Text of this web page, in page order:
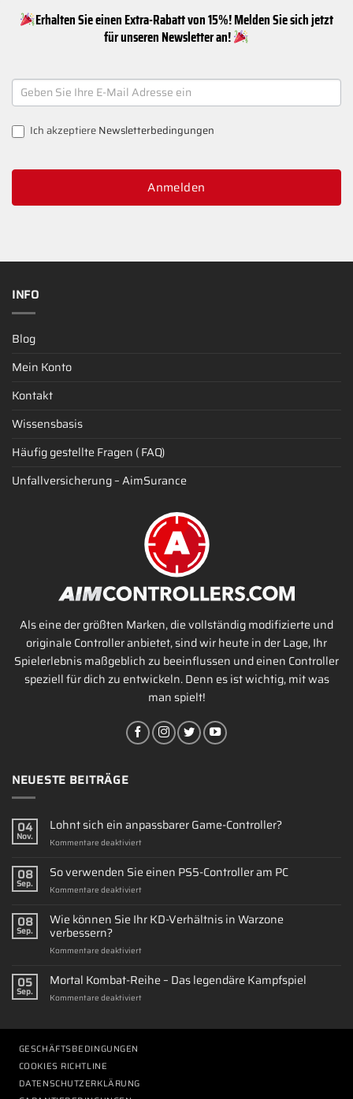
Erhalten Sie einen Extra-Rabatt von 15%! Melden Sie sich jetzt
für unseren Newsletter an!
NEWSLETTER
SIGNUP
Ich akzeptiereNewsletterbedingungen
Anmelden
INFO
Blog
Mein Konto
Kontakt
Wissensbasis
Häufig gestellte Fragen ( FAQ)
Unfallversicherung – AimSurance
Als eine der größten Marken, die vollständig modifizierte und
originale Controller anbietet, sind wir heute in der Lage, Ihr
Spielerlebnis maßgeblich zu beeinflussen und einen Controller
speziell für dich zu entwickeln. Denn es ist wichtig, mit was
man spielt!
NEUESTE BEITRÄGE
04
Nov.
Lohnt sich ein anpassbarer Game-Controller?
Kommentare deaktiviertfür
sich
ein
anpassbarer
Controller?
08
Sep.
So verwenden Sie einen PS5-Controller am PC
Kommentare deaktiviertfür
verwenden
Sie
PS5-
am
08
Sep.
Wie können Sie Ihr KD-Verhältnis in Warzone
verbessern?
Kommentare deaktiviertfür
können
Sie
Ihr
05
Sep.
Mortal Kombat-Reihe – Das legendäre Kampfspiel
Kommentare deaktiviertfür
GESCHÄFTSBEDINGUNGEN
COOKIES RICHTLINE
DATENSCHUTZERKLÄRUNG